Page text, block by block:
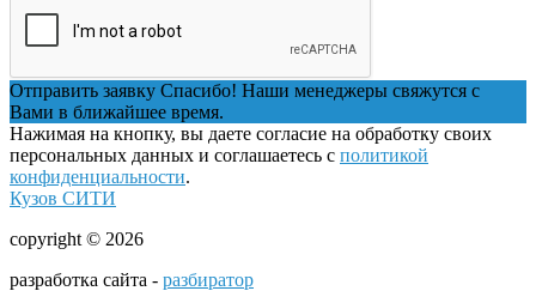
Отправить заявку Спасибо! Наши менеджеры свяжутся с
Вами в ближайшее время.
Нажимая на кнопку, вы даете согласие на обработку своих
персональных данных и соглашаетесь с политикой
конфиденциальности.
Кузов СИТИ
copyright © 2026
разработка сайта - разбиратор